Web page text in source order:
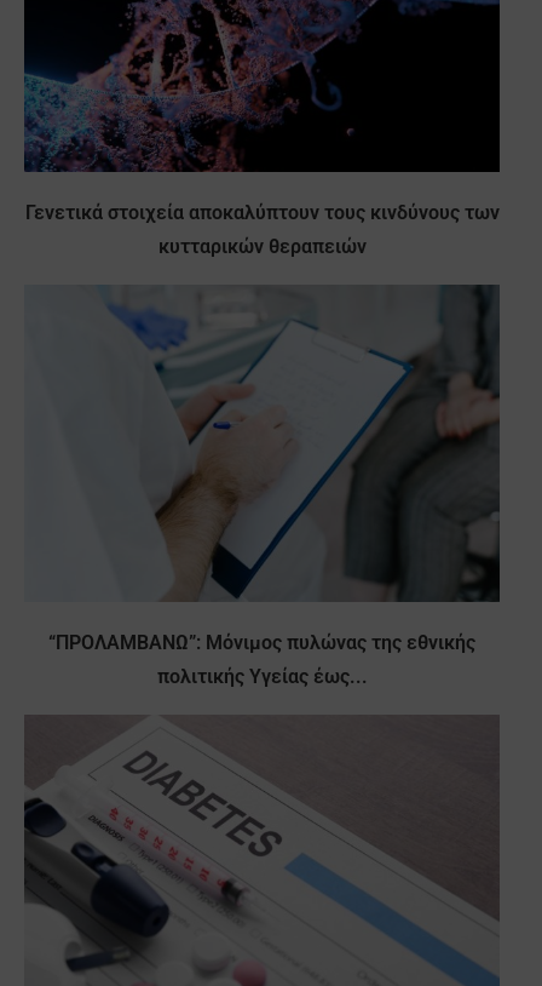
Γενετικά στοιχεία αποκαλύπτουν τους κινδύνους των
κυτταρικών θεραπειών
“ΠΡΟΛΑΜΒΑΝΩ”: Μόνιμος πυλώνας της εθνικής
πολιτικής Υγείας έως...